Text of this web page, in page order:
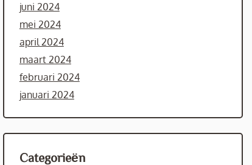
juni 2024
mei 2024
april 2024
maart 2024
februari 2024
januari 2024
Categorieën